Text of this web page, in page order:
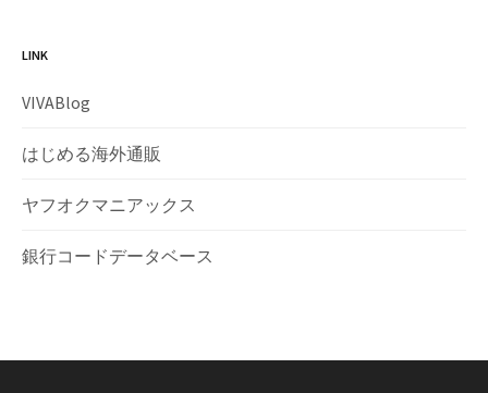
LINK
VIVABlog
はじめる海外通販
ヤフオクマニアックス
銀行コードデータベース